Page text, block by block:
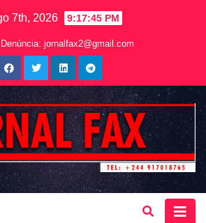
7th, 2026 9:17:46 PM
jornalfax2@gmail.com